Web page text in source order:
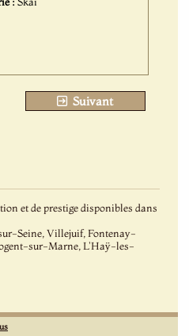
Suivant
et de prestige disponibles dans
Seine, Villejuif, Fontenay-
sur-Marne, L'Haÿ-les-